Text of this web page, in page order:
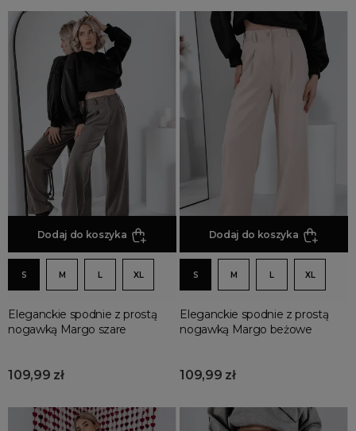
Dodaj do koszyka
S M L XL
Eleganckie spodnie z prostą
nogawką Margo szare
109,99 zł
Dodaj do koszyka
S M L XL
Eleganckie spodnie z prostą
nogawką Margo beżowe
109,99 zł